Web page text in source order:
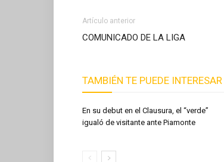
Artículo anterior
COMUNICADO DE LA LIGA
TAMBIÉN TE PUEDE INTERESAR
En su debut en el Clausura, el “verde”
igualó de visitante ante Piamonte